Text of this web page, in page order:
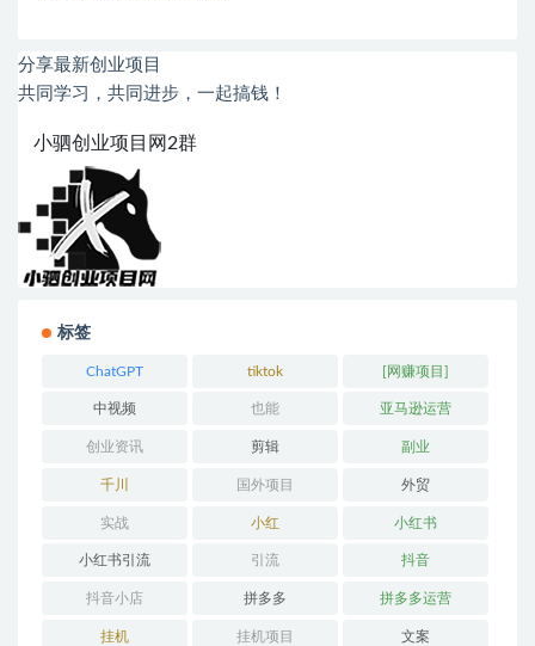
分享最新创业项目
共同学习，共同进步，一起搞钱！
小驷创业项目网2群
标签
ChatGPT tiktok [网赚项目]
中视频 也能 亚马逊运营
创业资讯 剪辑 副业
千川 国外项目 外贸
实战 小红 小红书
小红书引流 引流 抖音
抖音小店 拼多多 拼多多运营
挂机 挂机项目 文案